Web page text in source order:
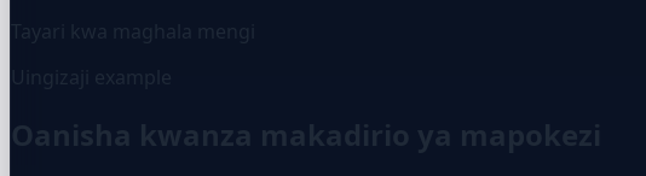
Tayari kwa maghala mengi
Uingizaji example
Oanisha kwanza makadirio ya mapokezi